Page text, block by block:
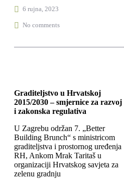
6 rujna, 2023
No comments
Graditeljstvo u Hrvatskoj
2015/2030 – smjernice za razvoj
i zakonska regulativa
U Zagrebu održan 7. „Better
Building Brunch“ s ministricom
graditeljstva i prostornog uređenja
RH, Ankom Mrak Taritaš u
organizaciji Hrvatskog savjeta za
zelenu gradnju